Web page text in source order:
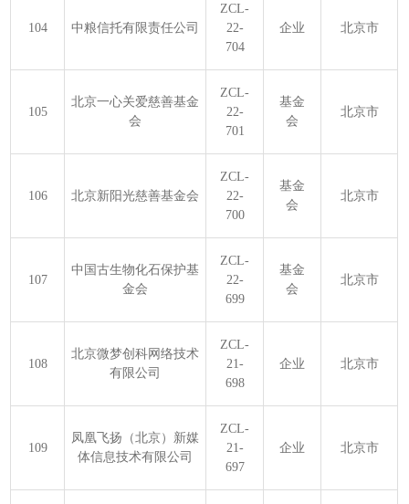
104 中粮信托有限责任公司
ZCL-
22-
704
企业 北京市
105
北京一心关爱慈善基金
会
ZCL-
22-
701
基金
会
北京市
106 北京新阳光慈善基金会
ZCL-
22-
700
基金
会
北京市
107
中国古生物化石保护基
金会
ZCL-
22-
699
基金
会
北京市
108
北京微梦创科网络技术
有限公司
ZCL-
21-
698
企业 北京市
109
凤凰飞扬（北京）新媒
体信息技术有限公司
ZCL-
21-
697
企业 北京市